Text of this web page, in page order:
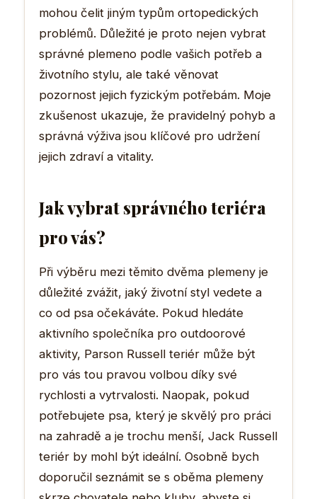
mohou čelit jiným typům ortopedických
problémů. Důležité je proto nejen vybrat
správné plemeno podle vašich potřeb a
životního stylu, ale také věnovat
pozornost jejich fyzickým potřebám. Moje
zkušenost ukazuje, že pravidelný pohyb a
správná výživa jsou klíčové pro udržení
jejich zdraví a vitality.
Jak vybrat správného teriéra
pro vás?
Při výběru mezi těmito dvěma plemeny je
důležité zvážit, jaký životní styl vedete a
co od psa očekáváte. Pokud hledáte
aktivního společníka pro outdoorové
aktivity, Parson Russell teriér může být
pro vás tou pravou volbou díky své
rychlosti a vytrvalosti. Naopak, pokud
potřebujete psa, který je skvělý pro práci
na zahradě a je trochu menší, Jack Russell
teriér by mohl být ideální. Osobně bych
doporučil seznámit se s oběma plemeny